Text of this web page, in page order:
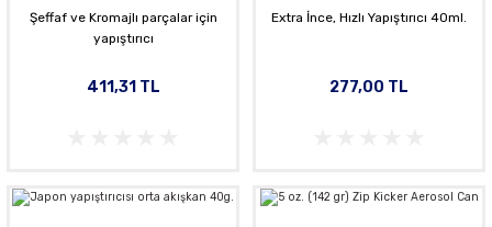
Şeffaf ve Kromajlı parçalar için
yapıştırıcı
411,31 TL
Extra İnce, Hızlı Yapıştırıcı 40ml.
277,00 TL